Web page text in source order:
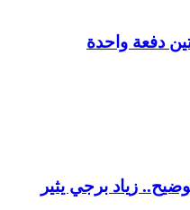
دفعة واحدة
زياد برجي يثير